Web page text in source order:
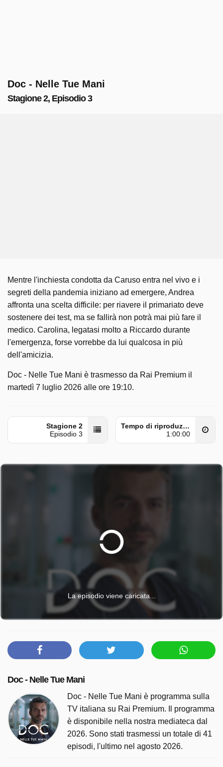
Doc - Nelle Tue Mani
Stagione 2, Episodio 3
Mentre l'inchiesta condotta da Caruso entra nel vivo e i
segreti della pandemia iniziano ad emergere, Andrea
affronta una scelta difficile: per riavere il primariato deve
sostenere dei test, ma se fallirà non potrà mai più fare il
medico. Carolina, legatasi molto a Riccardo durante
l'emergenza, forse vorrebbe da lui qualcosa in più
dell'amicizia.
Doc - Nelle Tue Mani è trasmesso da Rai Premium il
martedì 7 luglio 2026 alle ore 19:10.
Stagione 2
Episodio 3
Tempo di riproduzione
1:00:00
La episodio viene caricata...
Doc - Nelle Tue Mani
Doc - Nelle Tue Mani è programma sulla
TV italiana su Rai Premium. Il programma
è disponibile nella nostra mediateca dal
2026. Sono stati trasmessi un totale di 41
episodi, l'ultimo nel agosto 2026.